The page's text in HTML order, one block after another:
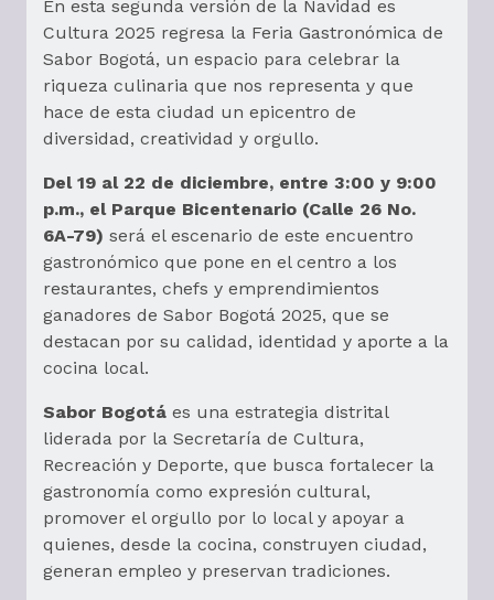
En esta segunda versión de la Navidad es
Cultura 2025 regresa la Feria Gastronómica de
Sabor Bogotá, un espacio para celebrar la
riqueza culinaria que nos representa y que
hace de esta ciudad un epicentro de
diversidad, creatividad y orgullo.
Del 19 al 22 de diciembre, entre 3:00 y 9:00
p.m., el Parque Bicentenario (Calle 26 No.
6A-79) será el escenario de este encuentro
gastronómico que pone en el centro a los
restaurantes, chefs y emprendimientos
ganadores de Sabor Bogotá 2025, que se
destacan por su calidad, identidad y aporte a la
cocina local.
Sabor Bogotá es una estrategia distrital
liderada por la Secretaría de Cultura,
Recreación y Deporte, que busca fortalecer la
gastronomía como expresión cultural,
promover el orgullo por lo local y apoyar a
quienes, desde la cocina, construyen ciudad,
generan empleo y preservan tradiciones.